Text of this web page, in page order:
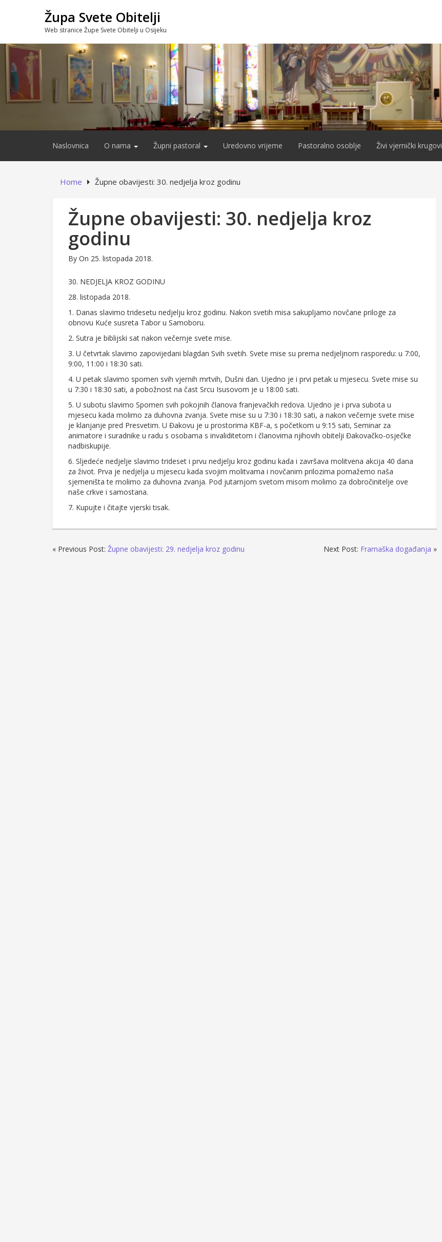
Župa Svete Obitelji
Web stranice Župe Svete Obitelji u Osijeku
Naslovnica O nama Župni pastoral Uredovno vrijeme Pastoralno osoblje Živi vjernički krugovi
Home Župne obavijesti: 30. nedjelja kroz godinu
Župne obavijesti: 30. nedjelja kroz
godinu
By On 25. listopada 2018.
30. NEDJELJA KROZ GODINU
28. listopada 2018.
1. Danas slavimo tridesetu nedjelju kroz godinu. Nakon svetih misa sakupljamo novčane priloge za
obnovu Kuće susreta Tabor u Samoboru.
2. Sutra je biblijski sat nakon večernje svete mise.
3. U četvrtak slavimo zapovijedani blagdan Svih svetih. Svete mise su prema nedjeljnom rasporedu: u 7:00,
9:00, 11:00 i 18:30 sati.
4. U petak slavimo spomen svih vjernih mrtvih, Dušni dan. Ujedno je i prvi petak u mjesecu. Svete mise su
u 7:30 i 18:30 sati, a pobožnost na čast Srcu Isusovom je u 18:00 sati.
5. U subotu slavimo Spomen svih pokojnih članova franjevačkih redova. Ujedno je i prva subota u
mjesecu kada molimo za duhovna zvanja. Svete mise su u 7:30 i 18:30 sati, a nakon večernje svete mise
je klanjanje pred Presvetim. U Đakovu je u prostorima KBF-a, s početkom u 9:15 sati, Seminar za
animatore i suradnike u radu s osobama s invaliditetom i članovima njihovih obitelji Đakovačko-osječke
nadbiskupije.
6. Sljedeće nedjelje slavimo trideset i prvu nedjelju kroz godinu kada i završava molitvena akcija 40 dana
za život. Prva je nedjelja u mjesecu kada svojim molitvama i novčanim prilozima pomažemo naša
sjemeništa te molimo za duhovna zvanja. Pod jutarnjom svetom misom molimo za dobročinitelje ove
naše crkve i samostana.
7. Kupujte i čitajte vjerski tisak.
« Previous Post: Župne obavijesti: 29. nedjelja kroz godinu Next Post: Framaška događanja »